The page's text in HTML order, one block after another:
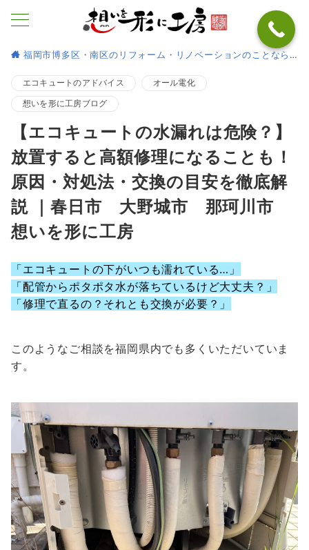
福岡市博多区・南区のリフォーム・リノベーションのことなら
エコキュートのアドバイス オール電化
想いを形に工房ブログ
【エコキュートの水漏れは危険？】
放置すると高額修理になることも！
原因・対処法・交換の目安を徹底解
説 ｜春日市 大野城市 那珂川市
想いを形に工房
「エコキュートの下がいつも濡れている…」
「配管からポタポタ水が落ちているけど大丈夫？」
「修理で直るの？それとも交換が必要？」
このようなご相談を福岡県内でも多くいただいていま
す。